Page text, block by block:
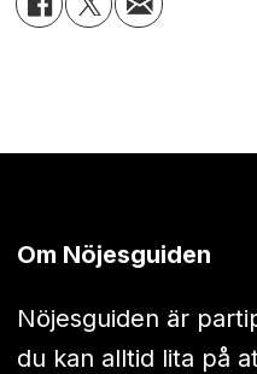
Om Nöjesguiden
Nöjesguiden är
du kan alltid lita på